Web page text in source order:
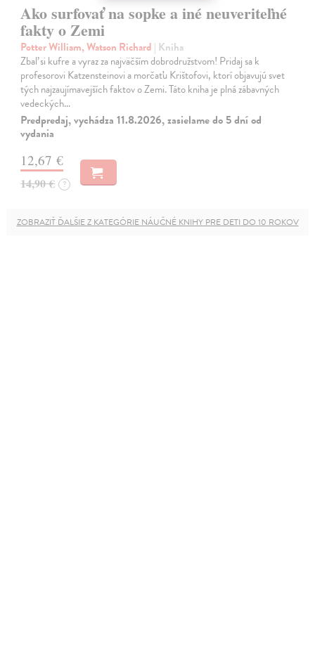
Ako surfovať na sopke a iné neuveriteľné
fakty o Zemi
Potter William, Watson Richard | Kniha
Zbaľ si kufre a vyraz za najväčším dobrodružstvom! Pridaj sa k
profesorovi Katzensteinovi a morčaťu Krištofovi, ktorí objavujú svet
tých najzaujímavejších faktov o Zemi. Táto kniha je plná zábavných
vedeckých…
Predpredaj, vychádza 11.8.2026, zasielame do 5 dní od
vydania
12,67 €
14,90 € ?
ZOBRAZIŤ ĎALŠIE Z KATEGÓRIE NÁUČNÉ KNIHY PRE DETI DO 10 ROKOV